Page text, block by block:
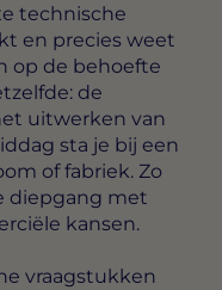
technische
en precies weet
op de behoefte
de
uitwerken van
sta je bij een
of fabriek. Zo
diepgang met
kansen.
vraagstukken